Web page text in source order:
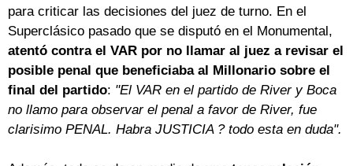
para criticar las decisiones del juez de turno. En el
Superclásico pasado que se disputó en el Monumental,
atentó contra el VAR por no llamar al juez a revisar el
posible penal que beneficiaba al Millonario sobre el
final del partido: "El VAR en el partido de River y Boca
no llamo para observar el penal a favor de River, fue
clarisimo PENAL. Habra JUSTICIA ? todo esta en duda".